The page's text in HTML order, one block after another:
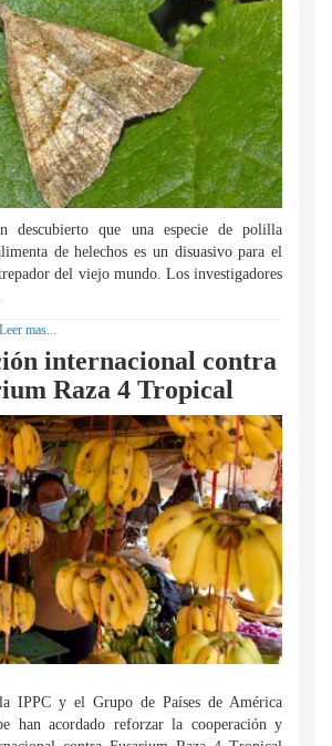
descubierto que una especie de polilla
de helechos es un disuasivo para el
del viejo mundo. Los investigadores
Leer mas...
internacional contra
Raza 4 Tropical
IPPC y el Grupo de Países de América
han acordado reforzar la cooperación y